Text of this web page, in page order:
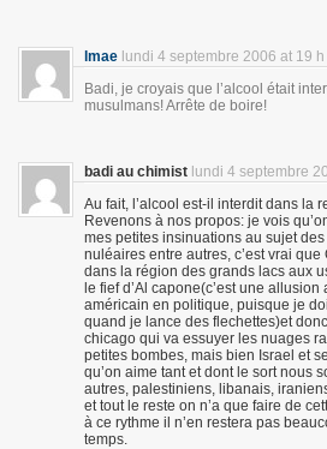
lmae lundi 4 septembre 2006 at 19
Badi, je croyais que l’alcool était
musulmans! Arrête de boire!
badi au chimist lundi 4 septembre
Au fait, l’alcool est-il interdit dans la
Revenons à nos propos: je vois
mes petites insinuations au sujet
nuléaires entre autres, c’est vrai
dans la région des grands lacs aux
le fief d’Al capone(c’est une
américain en politique, puisque je
quand je lance des flechettes)et
chicago qui va essuyer les nuages
petites bombes, mais bien Israel et
qu’on aime tant et dont le sort nous
autres, palestiniens, libanais,
et tout le reste on n’a que faire de
à ce rythme il n’en restera pas
temps.